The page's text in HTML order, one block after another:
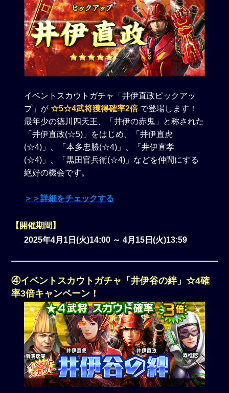
イベントスカウトガチャ「井伊直政ピックアッ
プ」が☆5☆4武将獲得確率2倍 で登場します！
最年少の徳川四天王、「井伊の赤鬼」と称された
「井伊直政(☆5)」をはじめ、「井伊直虎
(☆4)」、「本多忠勝(☆4)」、「井伊直孝
(☆4)」、「黒田官兵衛(☆4)」などを仲間にする
絶好の機会です。
＞＞詳細をチェックする
【開催期間】
2025年4月1日(火)14:00 ～ 4月15日(火)13:59
④イベントスカウトガチャ「井伊谷の絆」☆4確
率3倍キャンペーン！